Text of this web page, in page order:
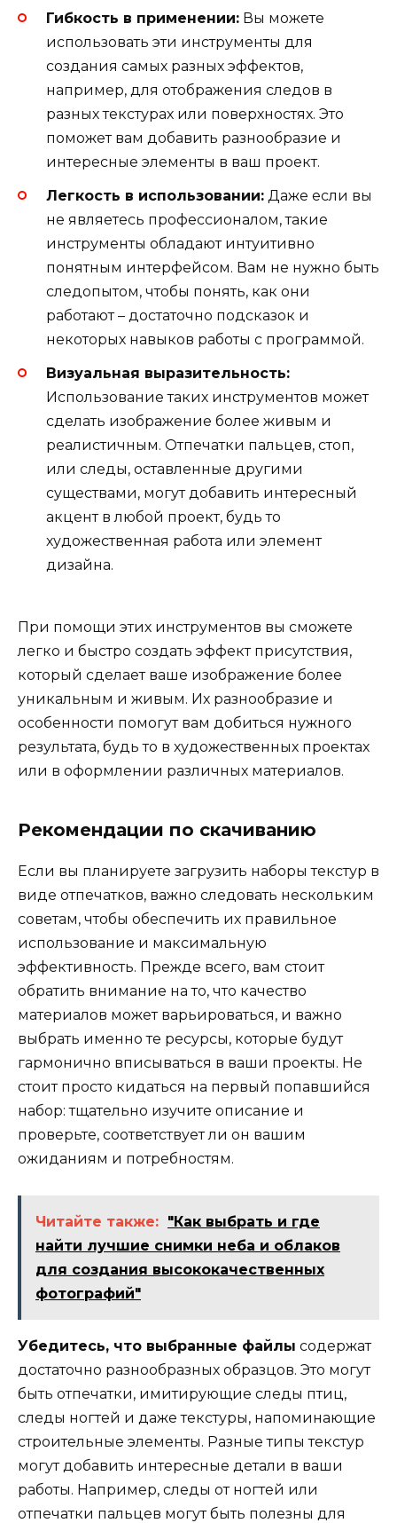
Гибкость в применении: Вы можете
использовать эти инструменты для
создания самых разных эффектов,
например, для отображения следов в
разных текстурах или поверхностях. Это
поможет вам добавить разнообразие и
интересные элементы в ваш проект.
Легкость в использовании: Даже если вы
не являетесь профессионалом, такие
инструменты обладают интуитивно
понятным интерфейсом. Вам не нужно быть
следопытом, чтобы понять, как они
работают – достаточно подсказок и
некоторых навыков работы с программой.
Визуальная выразительность:
Использование таких инструментов может
сделать изображение более живым и
реалистичным. Отпечатки пальцев, стоп,
или следы, оставленные другими
существами, могут добавить интересный
акцент в любой проект, будь то
художественная работа или элемент
дизайна.
При помощи этих инструментов вы сможете
легко и быстро создать эффект присутствия,
который сделает ваше изображение более
уникальным и живым. Их разнообразие и
особенности помогут вам добиться нужного
результата, будь то в художественных проектах
или в оформлении различных материалов.
Рекомендации по скачиванию
Если вы планируете загрузить наборы текстур в
виде отпечатков, важно следовать нескольким
советам, чтобы обеспечить их правильное
использование и максимальную
эффективность. Прежде всего, вам стоит
обратить внимание на то, что качество
материалов может варьироваться, и важно
выбрать именно те ресурсы, которые будут
гармонично вписываться в ваши проекты. Не
стоит просто кидаться на первый попавшийся
набор: тщательно изучите описание и
проверьте, соответствует ли он вашим
ожиданиям и потребностям.
Читайте также: "Как выбрать и где
найти лучшие снимки неба и облаков
для создания высококачественных
фотографий"
Убедитесь, что выбранные файлы содержат
достаточно разнообразных образцов. Это могут
быть отпечатки, имитирующие следы птиц,
следы ногтей и даже текстуры, напоминающие
строительные элементы. Разные типы текстур
могут добавить интересные детали в ваши
работы. Например, следы от ногтей или
отпечатки пальцев могут быть полезны для